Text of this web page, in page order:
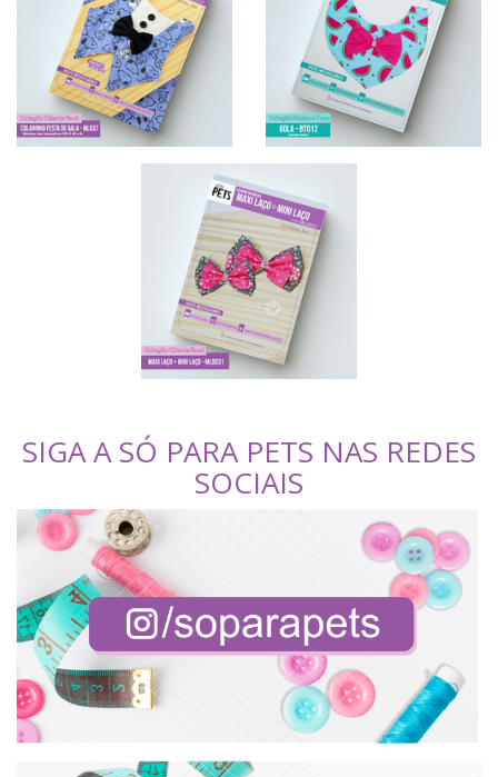
SIGA A SÓ PARA PETS NAS REDES
SOCIAIS